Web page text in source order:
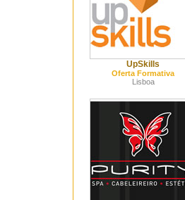
UpSkills
Oferta Formativa
Lisboa